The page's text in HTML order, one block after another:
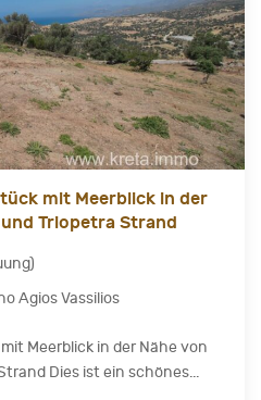
mit Meerblick in der
Triopetra Strand
Agios Vassilios
Meerblick in der Nähe von
Dies ist ein schönes...